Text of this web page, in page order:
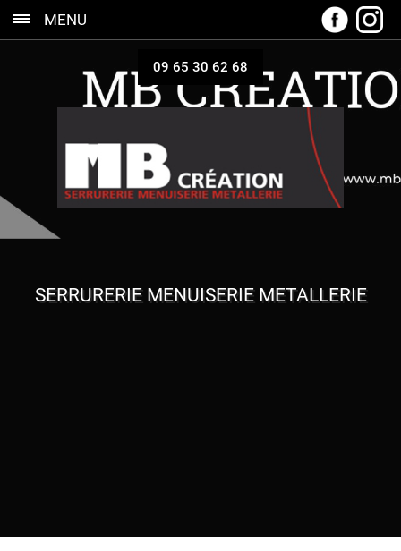
MENU
09 65 30 62 68
SERRURERIE MENUISERIE METALLERIE